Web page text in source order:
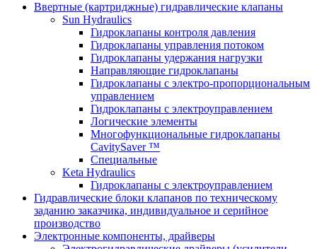
Ввертные (картриджные) гидравлические клапаны
Sun Hydraulics
Гидроклапаны контроля давления
Гидроклапаны управления потоком
Гидроклапаны удержания нагрузки
Направляющие гидроклапаны
Гидроклапаны с электро-пропорциональным
управлением
Гидроклапаны с электроуправлением
Логические элементы
Многофункциональные гидроклапаны
CavitySaver ™
Специальные
Keta Hydraulics
Гидроклапаны с электроуправлением
Гидравлические блоки клапанов по техническому
заданию заказчика, индивидуальное и серийное
производство
Электронные компоненты, драйверы